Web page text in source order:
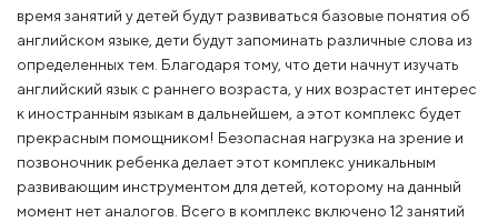
время занятий у детей будут развиваться базовые понятия об
английском языке, дети будут запоминать различные слова из
определенных тем. Благодаря тому, что дети начнут изучать
английский язык с раннего возраста, у них возрастет интерес
к иностранным языкам в дальнейшем, а этот комплекс будет
прекрасным помощником! Безопасная нагрузка на зрение и
позвоночник ребенка делает этот комплекс уникальным
развивающим инструментом для детей, которому на данный
момент нет аналогов. Всего в комплекс включено 12 занятий